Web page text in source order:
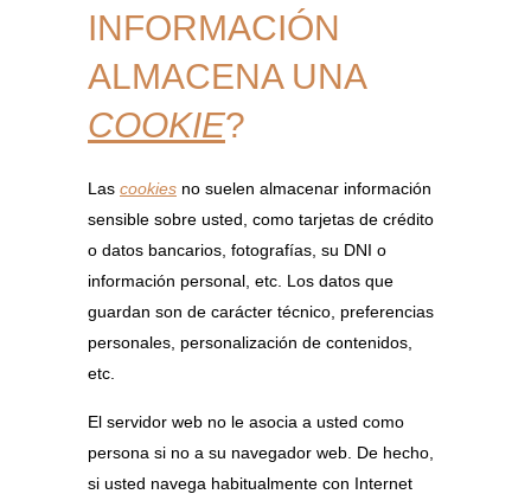
INFORMACIÓN
ALMACENA UNA
COOKIE?
Las cookies no suelen almacenar información
sensible sobre usted, como tarjetas de crédito
o datos bancarios, fotografías, su DNI o
información personal, etc. Los datos que
guardan son de carácter técnico, preferencias
personales, personalización de contenidos,
etc.
El servidor web no le asocia a usted como
persona si no a su navegador web. De hecho,
si usted navega habitualmente con Internet